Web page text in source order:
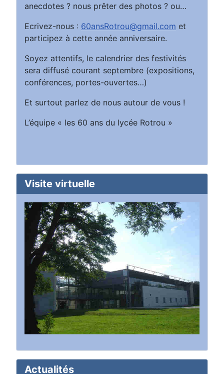
anecdotes ? nous prêter des photos ? ou…
Ecrivez-nous : 60ansRotrou@gmail.com et
participez à cette année anniversaire.
Soyez attentifs, le calendrier des festivités
sera diffusé courant septembre (expositions,
conférences, portes-ouvertes…)
Et surtout parlez de nous autour de vous !
L’équipe « les 60 ans du lycée Rotrou »
Visite virtuelle
Actualités